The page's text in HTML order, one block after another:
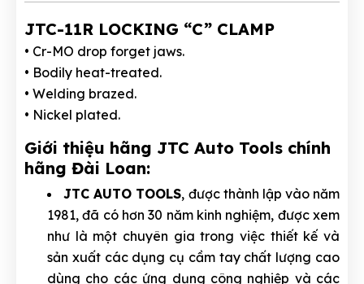
JTC-11R LOCKING “C” CLAMP
• Cr-MO drop forget jaws.
• Bodily heat-treated.
• Welding brazed.
• Nickel plated.
Giới thiệu hãng JTC Auto Tools chính
hãng Đài Loan:
JTC AUTO TOOLS, được thành lập vào năm
1981, đã có hơn 30 năm kinh nghiệm, được xem
như là một chuyên gia trong việc thiết kế và
sản xuất các dụng cụ cầm tay chất lượng cao
dùng cho các ứng dụng công nghiệp và các